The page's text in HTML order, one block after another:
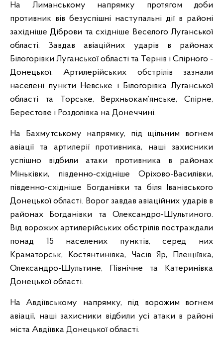
На Лиманському напрямку протягом доби
противник вів безуспішні наступальні дії в районі
західніше Діброви та східніше Веселого Луганської
області. Завдав авіаційних ударів в районах
Білогорівки Луганської області та Тернів і Спірного -
Донецької. Артилерійських обстрілів зазнали
населені пункти Невське і Білогорівка Луганської
області та Торське, Верхньокам’янське, Спірне,
Берестове і Роздолівка на Донеччині.
На Бахмутському напрямку, під щільним вогнем
авіації та артилерії противника, наші захисники
успішно відбили атаки противника в районах
Міньківки, південно-східніше Оріхово-Василівки,
південно-східніше Богданівки та біля Іванівського
Донецької області. Ворог завдав авіаційних ударів в
районах Богданівки та Олександро-Шультиного.
Від ворожих артилерійських обстрілів постраждали
понад 15 населених пунктів, серед них
Краматорськ, Костянтинівка, Часів Яр, Плещіївка,
Олександро-Шультине, Північне та Катеринівка
Донецької області.
На Авдіївському напрямку, під ворожим вогнем
авіації, наші захисники відбили усі атаки в районі
міста Авдіївка Донецької області.